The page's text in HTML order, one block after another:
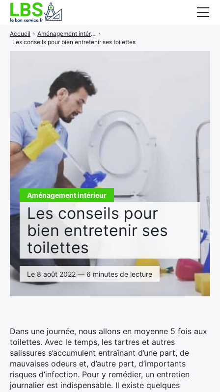
Aménagement intérieur
Les conseils pour
bien entretenir ses
toilettes
Le 8 août 2022 — 6 minutes de lecture
Accueil › Aménagement intérieur ›
Les conseils pour bien entretenir ses toilettes
Dans une journée, nous allons en moyenne 5 fois aux
toilettes. Avec le temps, les tartres et autres
salissures s’accumulent entraînant d’une part, de
mauvaises odeurs et, d’autre part, d’importants
risques d’infection. Pour y remédier, un entretien
journalier est indispensable. Il existe quelques
Gros oeuvre
Aménagement intérieur
Piscine et jardin
Services associés